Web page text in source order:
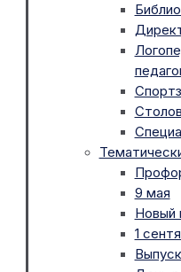
9 мая
Новый
1